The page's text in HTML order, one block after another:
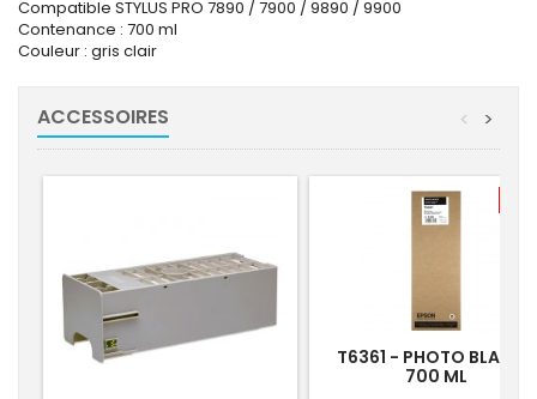
Compatible STYLUS PRO 7890 / 7900 / 9890 / 9900
Contenance : 700 ml
Couleur : gris clair
ACCESSOIRES >
<
T6361 - PHOTO BLACK -
700 ML